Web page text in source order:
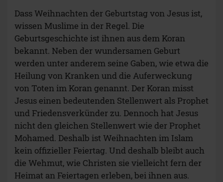
Dass Weihnachten der Geburtstag von Jesus ist,
wissen Muslime in der Regel. Die
Geburtsgeschichte ist ihnen aus dem Koran
bekannt. Neben der wundersamen Geburt
werden unter anderem seine Gaben, wie etwa die
Heilung von Kranken und die Auferweckung
von Toten im Koran genannt. Der Koran misst
Jesus einen bedeutenden Stellenwert als Prophet
und Friedensverkünder zu. Dennoch hat Jesus
nicht den gleichen Stellenwert wie der Prophet
Mohamed. Deshalb ist Weihnachten im Islam
kein offizieller Feiertag. Und deshalb bleibt auch
die Wehmut, wie Christen sie vielleicht fern der
Heimat an Feiertagen erleben, bei ihnen aus.